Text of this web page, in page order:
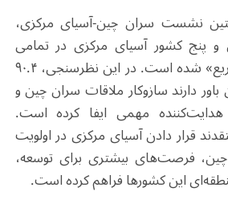
نشست سران چین-آسیای مرکزی،
پنج کشور آسیای مرکزی در تمامی
حوزه‌ها وارد «مسیر سریع» شده است. در این نظرسنجی، ۹۰.۴
دارند سازوکار ملاقات سران چین و
مهمی ایفا کرده است.
معتقدند قرار دادن آسیای مرکزی در اولویت
فرصت‌های بیشتری برای توسعه،
این کشورها فراهم کرده است.